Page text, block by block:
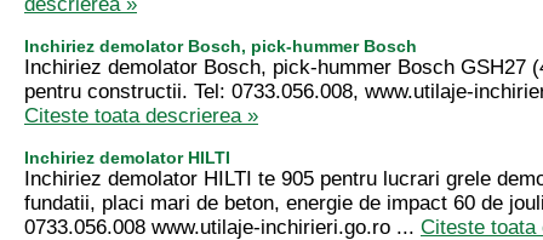
Inchiriez demolator Bosch, pick-hummer Bosch
Inchiriez demolator Bosch, pick-hummer Bosch GSH27
pentru constructii. Tel: 0733.056.008, www.utilaje-
Citeste toata descrierea »
Inchiriez demolator HILTI
Inchiriez demolator HILTI te 905 pentru lucrari grele
fundatii, placi mari de beton, energie de impact 60 de
0733.056.008 www.utilaje-inchirieri.go.ro ... Citeste toata